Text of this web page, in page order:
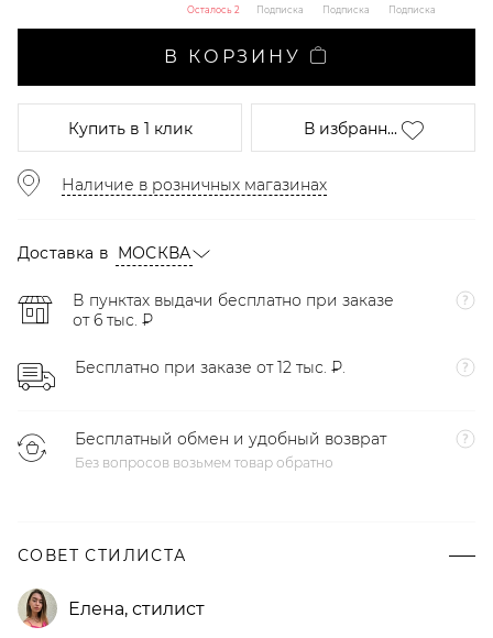
Осталось 2 Подписка Подписка Подписка
В КОРЗИНУ
Купитьв 1 клик В избранн...
Наличие в розничных магазинах
Доставка в МОСКВА
В пунктах выдачи бесплатно при заказе
от 6 тыс. ₽
Бесплатно при заказе от 12 тыс. ₽.
Бесплатный обмен и удобный возврат
Без вопросов возьмем товар обратно
СОВЕТ СТИЛИСТА
Елена, стилист